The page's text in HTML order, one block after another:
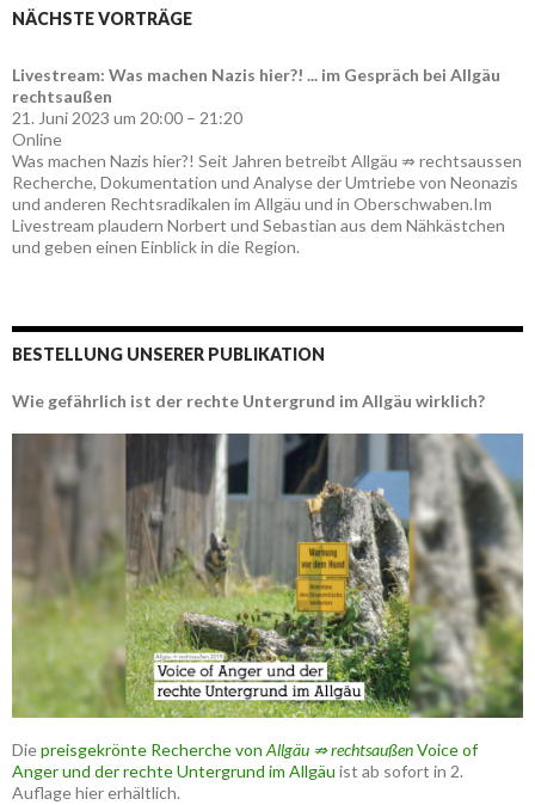
NÄCHSTE VORTRÄGE
Livestream: Was machen Nazis hier?! ... im Gespräch bei Allgäu
rechtsaußen
21. Juni 2023 um 20:00 – 21:20
Online
Was machen Nazis hier?! Seit Jahren betreibt Allgäu ⇏ rechtsaussen
Recherche, Dokumentation und Analyse der Umtriebe von Neonazis
und anderen Rechtsradikalen im Allgäu und in Oberschwaben.Im
Livestream plaudern Norbert und Sebastian aus dem Nähkästchen
und geben einen Einblick in die Region.
BESTELLUNG UNSERER PUBLIKATION
Wie gefährlich ist der rechte Untergrund im Allgäu wirklich?
Diepreisgekrönte Recherche von Allgäu ⇏ rechtsaußenVoice of
Anger und der rechte Untergrund im Allgäu ist ab sofort in 2.
Auflage hier erhältlich.